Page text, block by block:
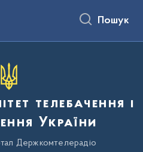
Пошук
телебачення і
України
Держкомтелерадіо